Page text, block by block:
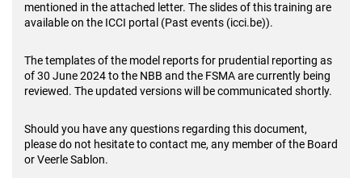
mentioned in the attached letter. The slides of this training are
available on the ICCI portal (Past events (icci.be)).
The templates of the model reports for prudential reporting as
of 30 June 2024 to the NBB and the FSMA are currently being
reviewed. The updated versions will be communicated shortly.
Should you have any questions regarding this document,
please do not hesitate to contact me, any member of the Board
or Veerle Sablon.